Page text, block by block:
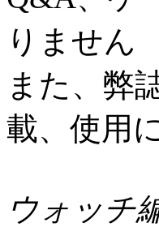
りません
また、弊
載、使用
ウォッチ